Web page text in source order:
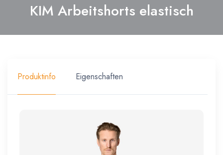
KIM Arbeitshorts elastisch
Produktinfo Eigenschaften